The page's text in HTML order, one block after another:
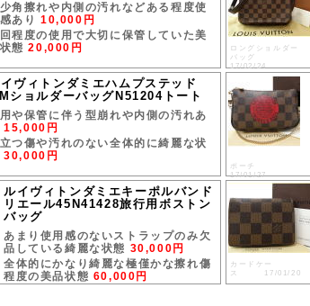
角擦れや内側の汚れなどある程度使
あり 10,000円
程度の使用で大切に保管していた美
態20,000円
ロングショルダー
バッグ
17/02/24
ヴィトンダミエハムプステッド
ショルダーバッグN51204トート
や保管に伴う型崩れや内側の汚れあ
15,000円
立つ傷や汚れのない全体的に綺麗な状
30,000円
ポーチ
17/01/27
ルイヴィトンダミエキーポルバンド
リエール45N41428旅行用ボストン
バッグ
あまり使用感のないストラップのみ欠
品している綺麗な状態 30,000円
全体的にかなり綺麗な極僅かな擦れ傷
程度の美品状態 60,000円
カードケー
ス 17/01/20